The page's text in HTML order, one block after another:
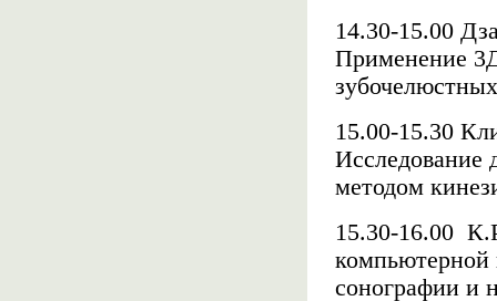
14.30-15.00
Применение
15.00-15.30
Исследование
методом
15.30-16.00
компьютерной
сонографии и